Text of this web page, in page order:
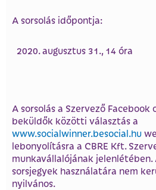
A sorsolás időpontja:
augusztus 31., 14 óra
A sorsolás a Szervező
beküldők közötti választás a
www.socialwinner.besocial.hu
lebonyolításra a CBRE Kft.
munkavállalójának jelenlétében.
sorsjegyek használatára nem
nyilvános.